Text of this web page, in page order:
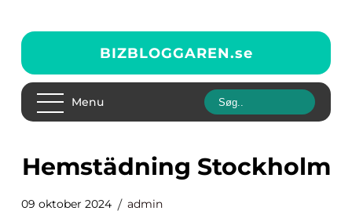
BIZBLOGGAREN.se
Menu
Hemstädning Stockholm
09 oktober 2024 admin